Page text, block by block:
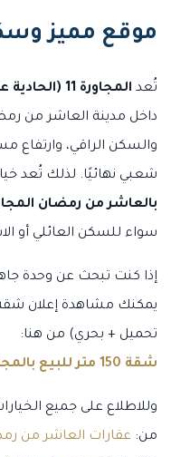
موقع مميز
تُعد المجاورة 11 (الحادية عشر)
داخل مدينة العاشر من
والسكن الراقي،
شعبي نهائيًا. لذلك تُعد
بالعاشر من رمضان المجاورة 11
سواء للسكن العائلي أو
يمكنك مشاهدة إعلان
تحميل + بحري) من هنا:
شقة 150 متر للبيع بالمجاورة 11 – تفاصيل كاملة
وللاطلاع على جميع
من: عقارات العاشر من